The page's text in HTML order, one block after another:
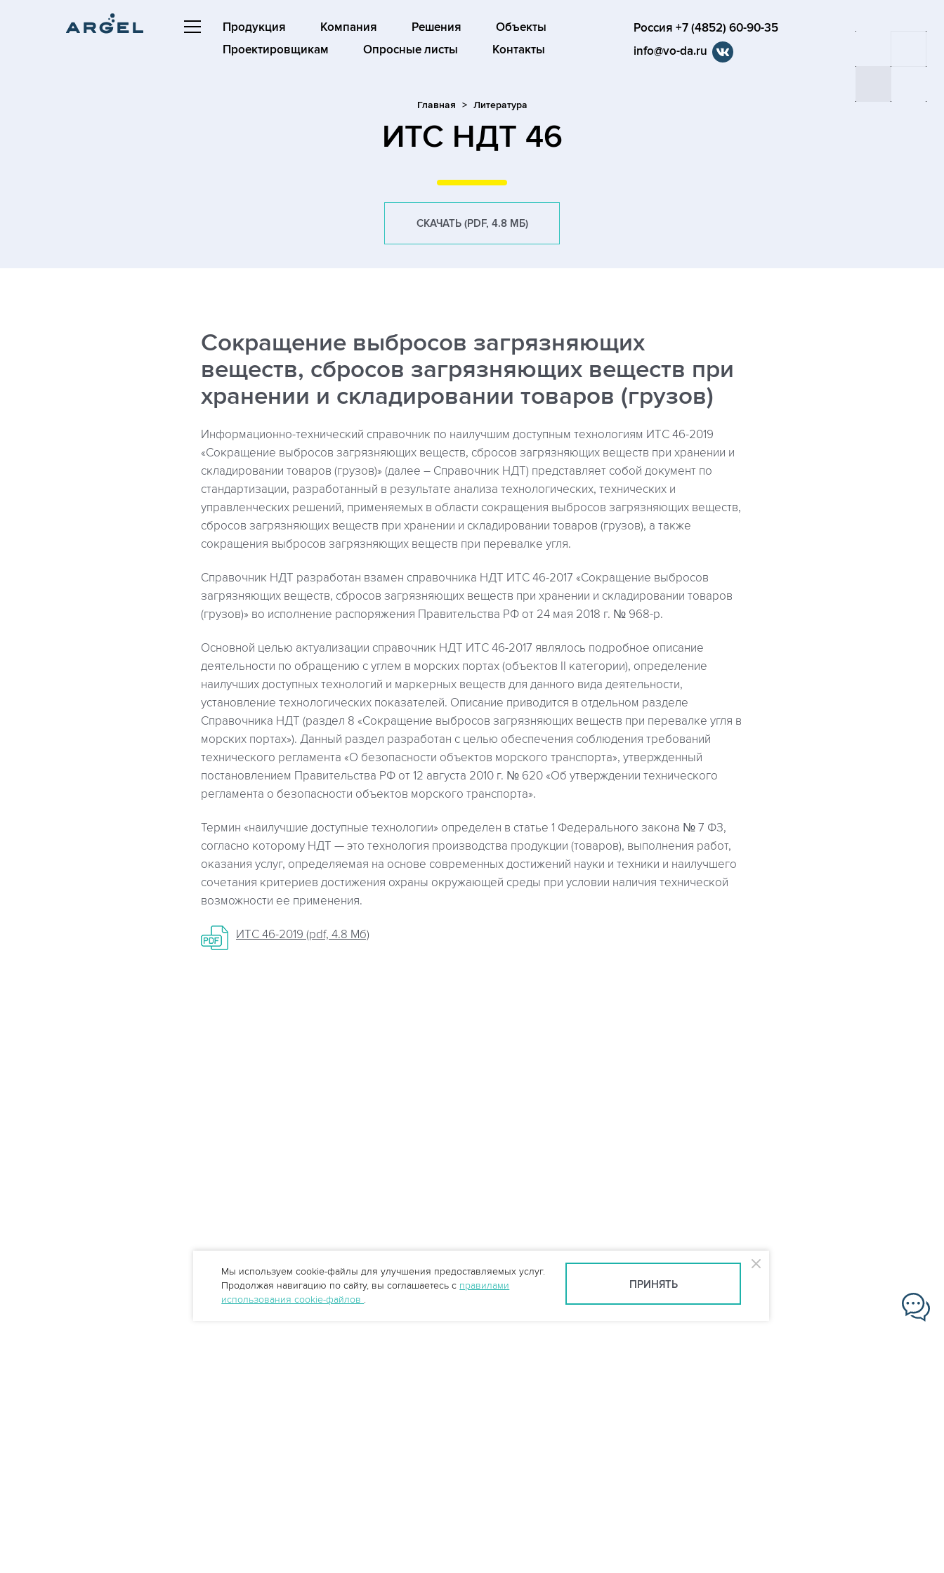
Продукция Компания Решения
Объекты
Проектировщикам
Опросные листы Контакты
Россия +7 (4852) 60-90-35
info@vo-da.ru
Главная Литература
ИТС НДТ 46
СКАЧАТЬ (PDF, 4.8 МБ)
Сокращение выбросов загрязняющих
веществ, сбросов загрязняющих веществ при
хранении и складировании товаров (грузов)
Информационно-технический справочник по наилучшим доступным технологиям ИТС 46-2019
«Сокращение выбросов загрязняющих веществ, сбросов загрязняющих веществ при хранении и
складировании товаров (грузов)» (далее – Справочник НДТ) представляет собой документ по
стандартизации, разработанный в результате анализа технологических, технических и
управленческих решений, применяемых в области сокращения выбросов загрязняющих веществ,
сбросов загрязняющих веществ при хранении и складировании товаров (грузов), а также
сокращения выбросов загрязняющих веществ при перевалке угля.
Справочник НДТ разработан взамен справочника НДТ ИТС 46-2017 «Сокращение выбросов
загрязняющих веществ, сбросов загрязняющих веществ при хранении и складировании товаров
(грузов)» во исполнение распоряжения Правительства РФ от 24 мая 2018 г. № 968-р.
Основной целью актуализации справочник НДТ ИТС 46-2017 являлось подробное описание
деятельности по обращению с углем в морских портах (объектов II категории), определение
наилучших доступных технологий и маркерных веществ для данного вида деятельности,
установление технологических показателей. Описание приводится в отдельном разделе
Справочника НДТ (раздел 8 «Сокращение выбросов загрязняющих веществ при перевалке угля в
морских портах»). Данный раздел разработан с целью обеспечения соблюдения требований
технического регламента «О безопасности объектов морского транспорта», утвержденный
постановлением Правительства РФ от 12 августа 2010 г. № 620 «Об утверждении технического
регламента о безопасности объектов морского транспорта».
Термин «наилучшие доступные технологии» определен в статье 1 Федерального закона № 7 ФЗ,
согласно которому НДТ — это технология производства продукции (товаров), выполнения работ,
оказания услуг, определяемая на основе современных достижений науки и техники и наилучшего
сочетания критериев достижения охраны окружающей среды при условии наличия технической
возможности ее применения.
ИТС 46-2019 (pdf, 4.8 Мб)
Мы используем cookie-файлы для улучшения предоставляемых услуг.
Продолжая навигацию по сайту, вы соглашаетесь с правилами
использования cookie-файлов .
ПРИНЯТЬ